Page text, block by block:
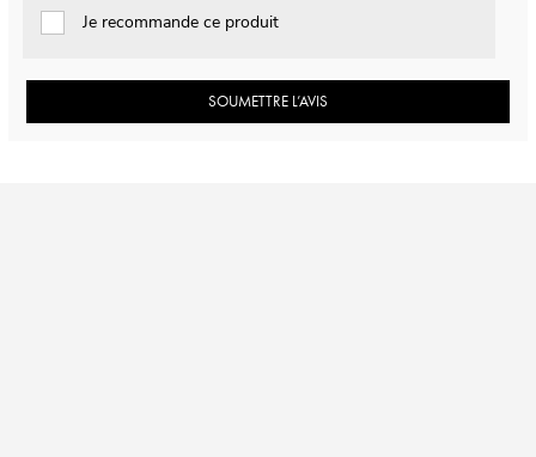
Je recommande ce produit
SOUMETTRE L’AVIS